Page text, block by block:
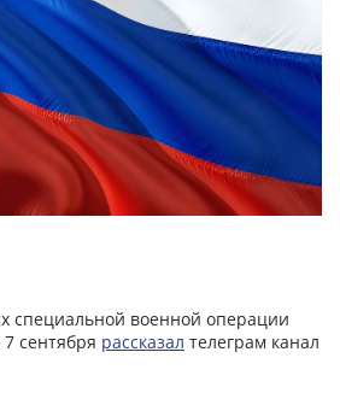
специальной военной операции
сентября рассказал телеграм канал